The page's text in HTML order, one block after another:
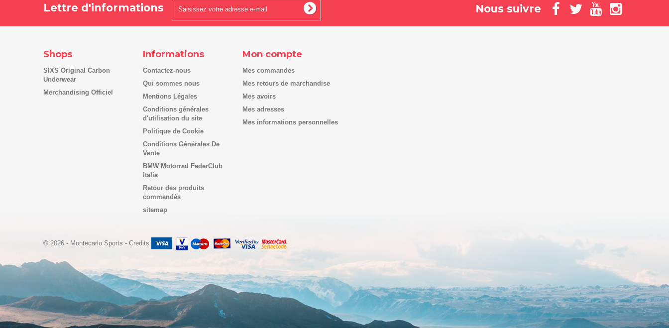
Lettre d'informations Nous suivre
Shops
SIXS Original Carbon
Underwear
Merchandising Officiel
Informations
Contactez-nous
Qui sommes nous
Mentions Légales
Conditions générales
d'utilisation du site
Politique de Cookie
Conditions Générales De
Vente
BMW Motorrad FederClub
Italia
Retour des produits
commandés
sitemap
© 2026 - Montecarlo Sports - Credits
Mon compte
Mes commandes
Mes retours de marchandise
Mes avoirs
Mes adresses
Mes informations personnelles